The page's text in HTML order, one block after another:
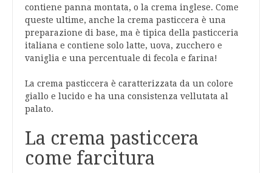
contiene panna montata, o la crema inglese. Come
queste ultime, anche la crema pasticcera è una
preparazione di base, ma è tipica della pasticceria
italiana e contiene solo latte, uova, zucchero e
vaniglia e una percentuale di fecola e farina!
La crema pasticcera è caratterizzata da un colore
giallo e lucido e ha una consistenza vellutata al
palato.
La crema pasticcera
come farcitura